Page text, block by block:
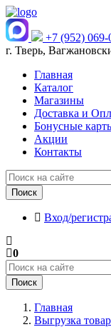
+7 (952) 069-
г. Тверь,
Главная
Каталог
Магазины
Доставка и
Бонусные
Акции
Контакты
Поиск
Вход/
0
Поиск
Главная
Выгрузка